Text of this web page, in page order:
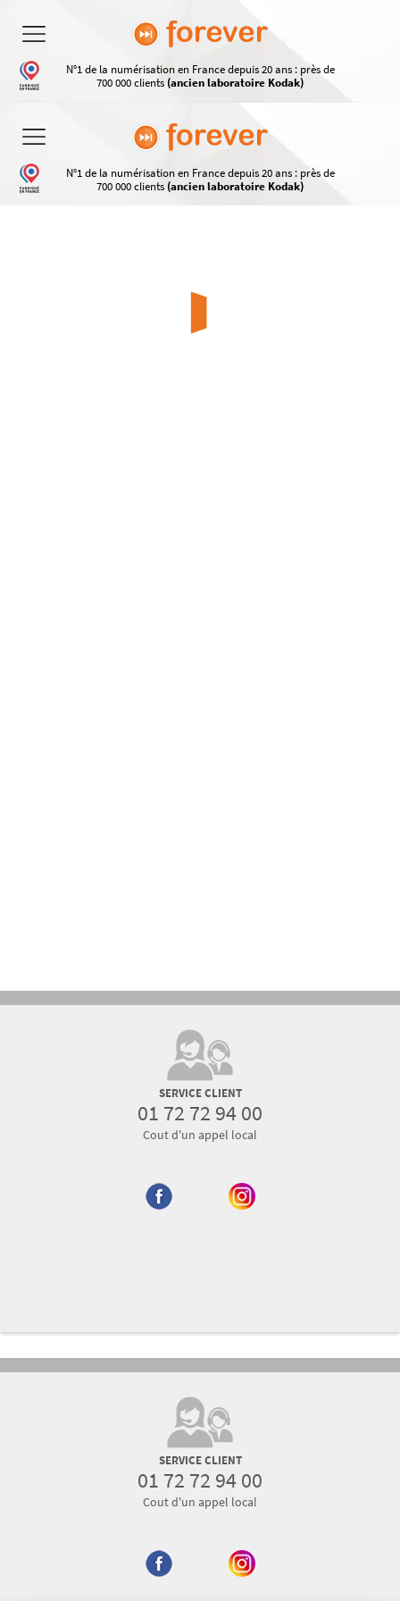
N°1 de la numérisation en France depuis 20 ans : près de
700 000 clients (ancien laboratoire Kodak)
N°1 de la numérisation en France depuis 20 ans : près de
700 000 clients (ancien laboratoire Kodak)
SERVICE CLIENT
01 72 72 94 00
Cout d'un appel local
SERVICE CLIENT
01 72 72 94 00
Cout d'un appel local